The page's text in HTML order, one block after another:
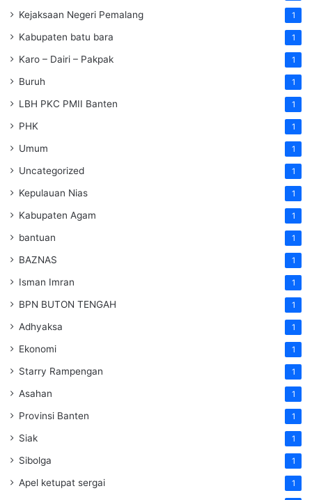
Kejaksaan Negeri Pemalang 1
Kabupaten batu bara 1
Karo – Dairi – Pakpak 1
Buruh 1
LBH PKC PMII Banten 1
PHK 1
Umum 1
Uncategorized 1
Kepulauan Nias 1
Kabupaten Agam 1
bantuan 1
BAZNAS 1
Isman Imran 1
BPN BUTON TENGAH 1
Adhyaksa 1
Ekonomi 1
Starry Rampengan 1
Asahan 1
Provinsi Banten 1
Siak 1
Sibolga 1
Apel ketupat sergai 1